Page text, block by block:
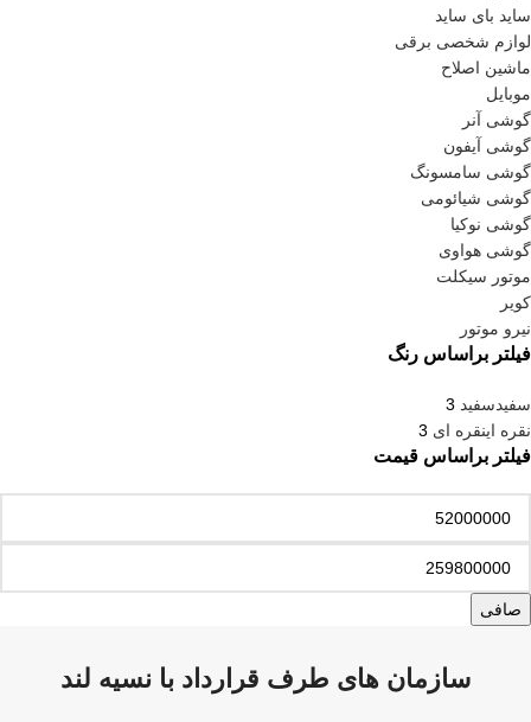
ساید بای ساید
لوازم شخصی برقی
ماشین اصلاح
موبایل
گوشی آنر
گوشی آیفون
گوشی سامسونگ
گوشی شیائومی
گوشی نوکیا
گوشی هواوی
موتور سیکلت
کویر
نیرو موتور
فیلتر براساس رنگ
سفیدسفید 3
نقره اینقره ای 3
فیلتر براساس قیمت
صافی
سازمان های طرف قرارداد با نسیه لند